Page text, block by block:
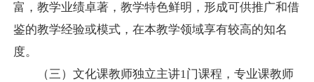
富，教学业绩卓著，教学特色鲜明，形成可供推广和借
鉴的教学经验或模式，在本教学领域享有较高的知名
度。
（三）文化课教师独立主讲1门课程，专业课教师